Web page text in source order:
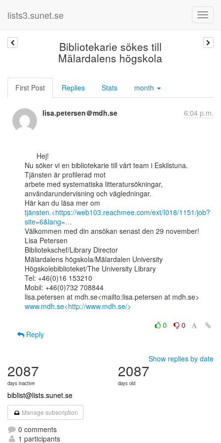
lists3.sunet.se
Bibliotekarie sökes till
Mälardalens högskola
First Post Replies Stats month
lisa.petersen＠mdh.se 6:04 p.m.
Nu söker vi en bibliotekarie till vårt team i Eskilstuna.
Tjänsten är profilerad mot
arbete med systematiska litteratursökningar,
användarundervisning och vägledningar.
tjänsten.<https://web103.reachmee.com/ext/I018/1151/job?
site=6&lang=…
Välkommen med din ansökan senast den 29 november!
Lisa Petersen
Bibliotekschef/Library Director
Mälardalens högskola/Mälardalen University
Högskolebiblioteket/The University Library
Tel: +46(0)16 153210
Mobil: +46(0)732 708844
www.mdh.se<http://www.mdh.se/>
0
0
Reply
Show replies by date
2087
days inactive
2087
days old
biblist@lists.sunet.se
Manage subscription
0 comments
1 participants